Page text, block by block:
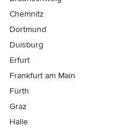
Chemnitz
Dortmund
Duisburg
Erfurt
Frankfurt am Main
Fürth
Graz
Halle